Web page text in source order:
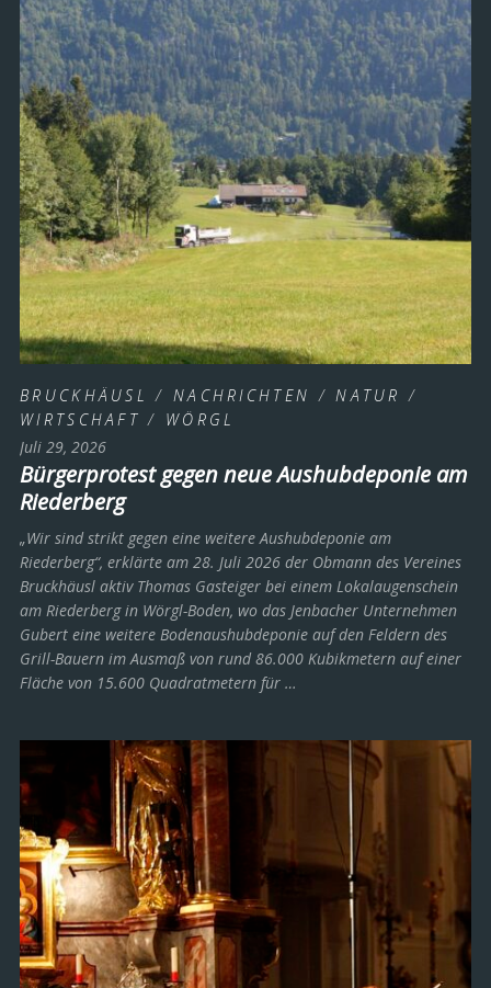
BRUCKHÄUSL / NACHRICHTEN / NATUR /
WIRTSCHAFT / WÖRGL
Juli 29, 2026
Bürgerprotest gegen neue Aushubdeponie am
Riederberg
„Wir sind strikt gegen eine weitere Aushubdeponie am
Riederberg“, erklärte am 28. Juli 2026 der Obmann des Vereines
Bruckhäusl aktiv Thomas Gasteiger bei einem Lokalaugenschein
am Riederberg in Wörgl-Boden, wo das Jenbacher Unternehmen
Gubert eine weitere Bodenaushubdeponie auf den Feldern des
Grill-Bauern im Ausmaß von rund 86.000 Kubikmetern auf einer
Fläche von 15.600 Quadratmetern für …